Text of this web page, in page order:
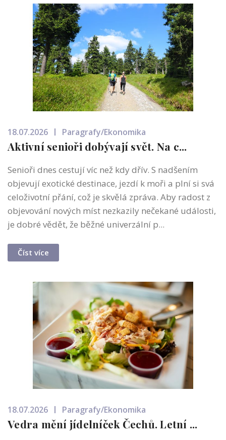
18.07.2026 Paragrafy/Ekonomika
Aktivní senioři dobývají svět. Na c...
Senioři dnes cestují víc než kdy dřív. S nadšením
objevují exotické destinace, jezdí k moři a plní si svá
celoživotní přání, což je skvělá zpráva. Aby radost z
objevování nových míst nezkazily nečekané události,
je dobré vědět, že běžné univerzální p...
Číst více
18.07.2026 Paragrafy/Ekonomika
Vedra mění jídelníček Čechů. Letní ...